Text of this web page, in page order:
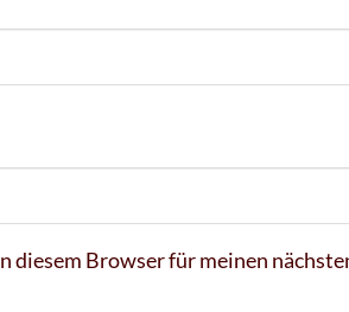
diesem Browser für meinen